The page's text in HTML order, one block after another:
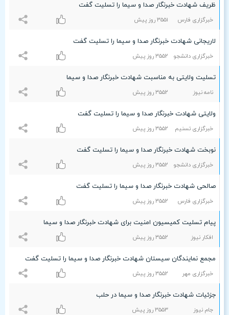
ظریف شهادت خبرنگار صدا و سیما را تسلیت گفت
خبرگزاری فارس ٣۵۵۱ روز پیش
لاریجانی شهادت خبرنگار صدا و سیما را تسلیت گفت
خبرگزاری دانشجو ٣۵۵۲ روز پیش
تسلیت ولایتی به مناسبت شهادت خبرنگار صدا و سیما
نامه نیوز ٣۵۵۲ روز پیش
ولایتی شهادت خبرنگار صدا و سیما را تسلیت گفت
خبرگزاری تسنیم ٣۵۵۲ روز پیش
نوبخت شهادت خبرنگار صدا و سیما را تسلیت گفت
خبرگزاری دانشجو ٣۵۵۲ روز پیش
صالحی شهادت خبرنگار صدا و سیما را تسلیت گفت
خبرگزاری فارس ٣۵۵۲ روز پیش
پیام تسلیت کمیسیون امنیت برای شهادت خبرنگار صدا و سیما
افکار نیوز ٣۵۵۲ روز پیش
مجمع نمایندگان سیستان شهادت خبرنگار صدا و سیما را تسلیت گفت
خبرگزاری مهر ٣۵۵۲ روز پیش
جزئیات شهادت خبرنگار صدا و سیما در حلب
جام نیوز ٣۵۵٣ روز پیش